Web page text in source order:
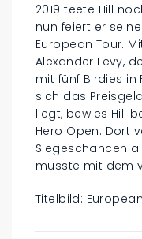
2019 teete Hill
nun feiert er
European Tour.
Alexander Levy,
mit fünf Birdies in
sich das
liegt, bewies Hill
Hero Open. Dort
Siegeschancen
musste mit dem
Titelbild: